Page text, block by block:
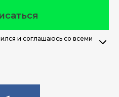
и соглашаюсь со всеми